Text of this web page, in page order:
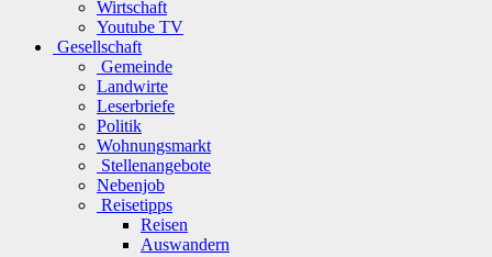
Wirtschaft
Youtube TV
Gesellschaft
Gemeinde
Landwirte
Leserbriefe
Politik
Wohnungsmarkt
Stellenangebote
Nebenjob
Reisetipps
Reisen
Auswandern